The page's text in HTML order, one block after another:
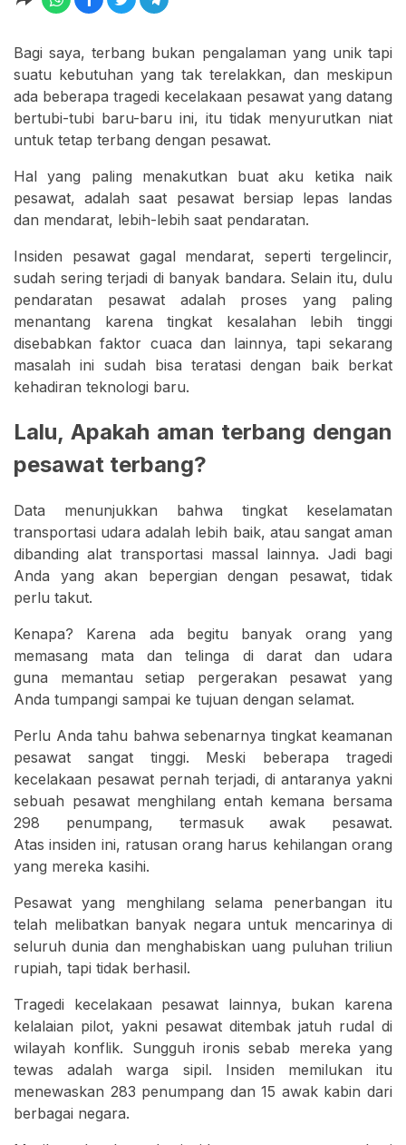
Bagi saya, terbang bukan pengalaman yang unik tapi
suatu kebutuhan yang tak terelakkan, dan meskipun
ada beberapa tragedi kecelakaan pesawat yang datang
bertubi-tubi baru-baru ini, itu tidak menyurutkan niat
untuk tetap terbang dengan pesawat.
Hal yang paling menakutkan buat aku ketika naik
pesawat, adalah saat pesawat bersiap lepas landas
dan mendarat, lebih-lebih saat pendaratan.
Insiden pesawat gagal mendarat, seperti tergelincir,
sudah sering terjadi di banyak bandara. Selain itu, dulu
pendaratan pesawat adalah proses yang paling
menantang karena tingkat kesalahan lebih tinggi
disebabkan faktor cuaca dan lainnya, tapi sekarang
masalah ini sudah bisa teratasi dengan baik berkat
kehadiran teknologi baru.
Lalu, Apakah aman terbang dengan
pesawat terbang?
Data menunjukkan bahwa tingkat keselamatan
transportasi udara adalah lebih baik, atau sangat aman
dibanding alat transportasi massal lainnya. Jadi bagi
Anda yang akan bepergian dengan pesawat, tidak
perlu takut.
Kenapa? Karena ada begitu banyak orang yang
memasang mata dan telinga di darat dan udara
guna memantau setiap pergerakan pesawat yang
Anda tumpangi sampai ke tujuan dengan selamat.
Perlu Anda tahu bahwa sebenarnya tingkat keamanan
pesawat sangat tinggi. Meski beberapa tragedi
kecelakaan pesawat pernah terjadi, di antaranya yakni
sebuah pesawat menghilang entah kemana bersama
298 penumpang, termasuk awak pesawat.
Atas insiden ini, ratusan orang harus kehilangan orang
yang mereka kasihi.
Pesawat yang menghilang selama penerbangan itu
telah melibatkan banyak negara untuk mencarinya di
seluruh dunia dan menghabiskan uang puluhan triliun
rupiah, tapi tidak berhasil.
Tragedi kecelakaan pesawat lainnya, bukan karena
kelalaian pilot, yakni pesawat ditembak jatuh rudal di
wilayah konflik. Sungguh ironis sebab mereka yang
tewas adalah warga sipil. Insiden memilukan itu
menewaskan 283 penumpang dan 15 awak kabin dari
berbagai negara.